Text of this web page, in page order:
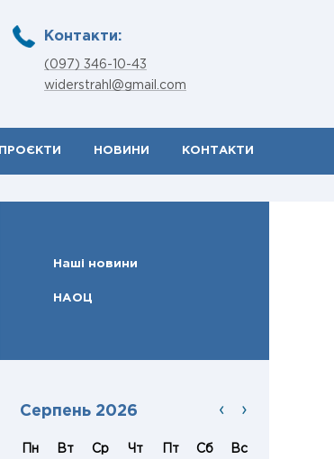
Контакти:
(097) 346-10-43
widerstrahl@gmail.com
ПРОЄКТИ НОВИНИ КОНТАКТИ
Наші новини
НАОЦ
›
‹
Серпень 2026
Пн Вт Ср Чт Пт Сб Вс